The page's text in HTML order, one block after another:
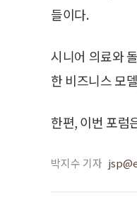
들이다.
시니어 의료와
한 비즈니스 모
한편, 이번 포럼
박지수 기자